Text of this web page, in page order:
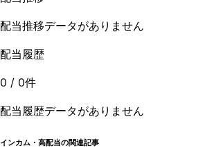
配当推移データがありません
配当履歴
0 / 0件
配当履歴データがありません
インカム・高配当の関連記事